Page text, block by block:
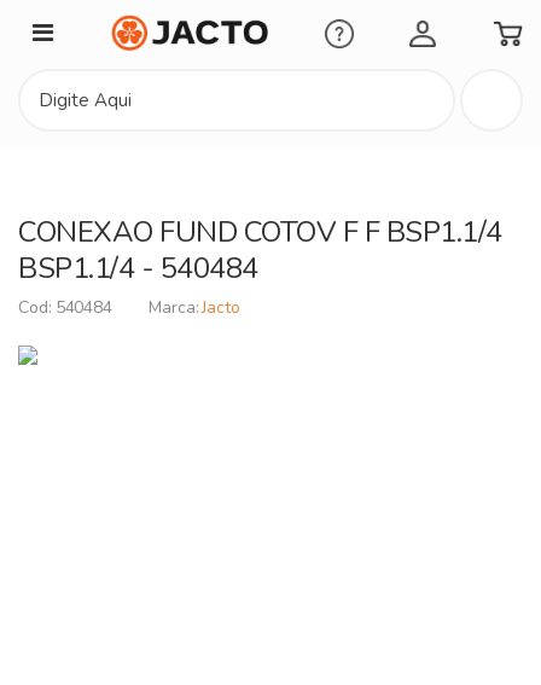
Minha Conta
CONEXAO FUND COTOV F F BSP1.1/4
BSP1.1/4 - 540484
540484 Jacto